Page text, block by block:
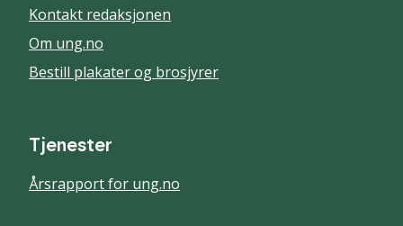
Kontakt redaksjonen
Om ung.no
Bestill plakater og brosjyrer
Tjenester
Årsrapport for ung.no